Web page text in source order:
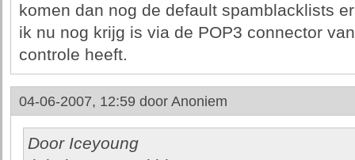
komen dan nog de default spamblacklists
ik nu nog krijg is via de POP3 connector
controle heeft.
04-06-2007, 12:59 door Anoniem
Door Iceyoung